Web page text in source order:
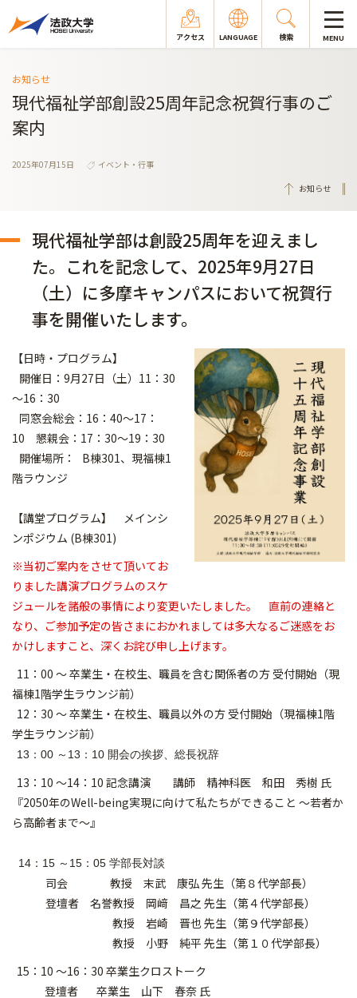
アクセス LANGUAGE 検索 MENU
お知らせ
現代福祉学部創設25周年記念祝賀行事のご
案内
2025年07月15日
イベント・行事
お知らせ
現代福祉学部は創設25周年を迎えまし
た。これを記念して、2025年9月27日
（土）に多摩キャンパスにおいて祝賀行
事を開催いたします。
【日時・プログラム】
開催日：9月27日（土）11：30
～16：30
同窓会総会：16：40～17：
10 懇親会：17：30～19：30
開催場所： B棟301、現福棟1
階ラウンジ
【講堂プログラム】 メインシ
ンポジウム (B棟301)
※当初ご案内をさせて頂いてお
りました講演プログラムのスケ
ジュールを諸般の事情により変更いたしました。 直前の連絡と
なり、 ご参加予定の皆さまにおかれましては多大なるご迷惑をお
かけしますこ と、深くお詫び申し上げます。
11：00 ～ 卒業生・在校生、 職員を含む関係者の方 受付開始（現
福棟1階学生ラウンジ前）
12：30 ～ 卒業生・在校生、 職員以外の方 受付開始（現福棟1階
学生ラウンジ前）
13：00 ～13：10 開会の挨拶、総長祝辞
13：10 ～14：10 記念講演 講師 精神科医 和田 秀樹 氏
『2050年のWell-being実現に向けて私たちができること ～若者か
ら高齢者まで～』
14：15 ～15：05 学部長対談
司会 教授 末武 康弘 先生（第８代学部長）
登壇者 名誉教授 岡﨑 昌之 先生（第４代学部長）
教授 岩崎 晋也 先生（第９代学部長）
教授 小野 純平 先生（第１０代学部長）
15：10 ～16：30 卒業生クロストーク
登壇者 卒業生 山下 春奈 氏